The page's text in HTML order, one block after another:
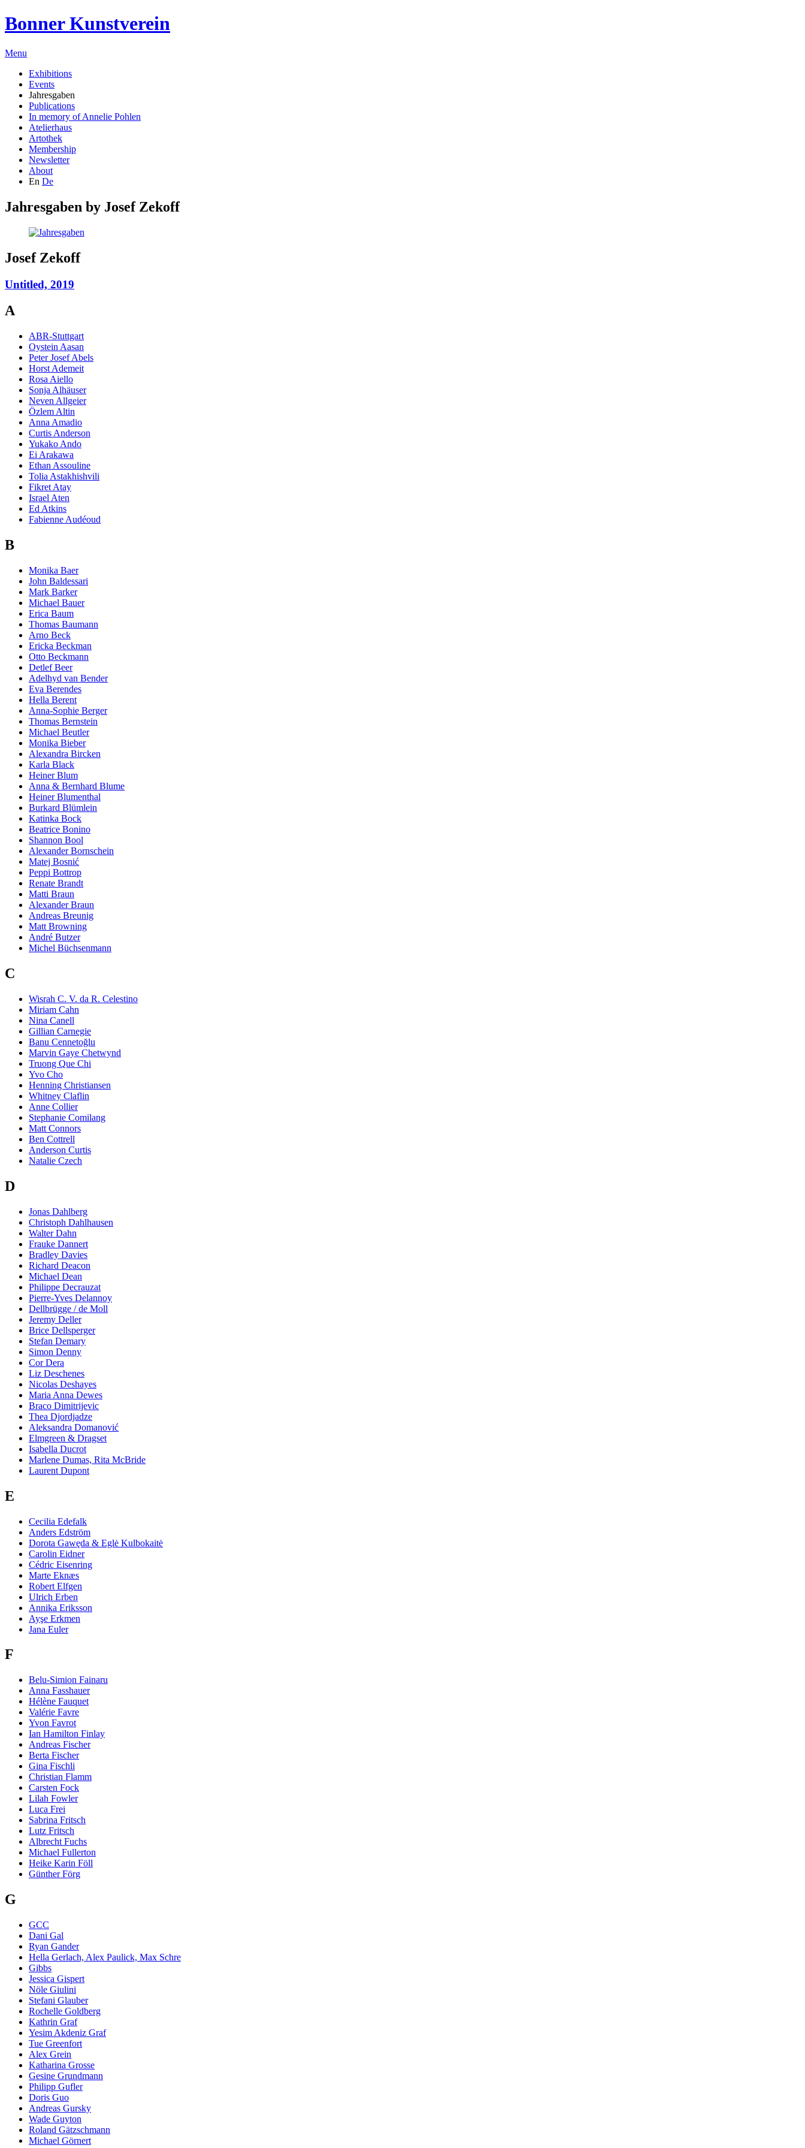
Bonner Kunstverein
Menu
Exhibitions
Events
Jahresgaben
Publications
In memory of Annelie Pohlen
Atelierhaus
Artothek
Membership
Newsletter
About
En De
Jahresgaben by Josef Zekoff
Josef Zekoff
Untitled, 2019
A
ABR-Stuttgart
Oystein Aasan
Peter Josef Abels
Horst Ademeit
Rosa Aiello
Sonja Alhäuser
Neven Allgeier
Özlem Altin
Anna Amadio
Curtis Anderson
Yukako Ando
Ei Arakawa
Ethan Assouline
Tolia Astakhishvili
Fikret Atay
Israel Aten
Ed Atkins
Fabienne Audéoud
B
Monika Baer
John Baldessari
Mark Barker
Michael Bauer
Erica Baum
Thomas Baumann
Arno Beck
Ericka Beckman
Otto Beckmann
Detlef Beer
Adelhyd van Bender
Eva Berendes
Hella Berent
Anna-Sophie Berger
Thomas Bernstein
Michael Beutler
Monika Bieber
Alexandra Bircken
Karla Black
Heiner Blum
Anna & Bernhard Blume
Heiner Blumenthal
Burkard Blümlein
Katinka Bock
Beatrice Bonino
Shannon Bool
Alexander Bornschein
Matej Bosnić
Peppi Bottrop
Renate Brandt
Matti Braun
Alexander Braun
Andreas Breunig
Matt Browning
André Butzer
Michel Büchsenmann
C
Wisrah C. V. da R. Celestino
Miriam Cahn
Nina Canell
Gillian Carnegie
Banu Cennetoğlu
Marvin Gaye Chetwynd
Truong Que Chi
Yvo Cho
Henning Christiansen
Whitney Claflin
Anne Collier
Stephanie Comilang
Matt Connors
Ben Cottrell
Anderson Curtis
Natalie Czech
D
Jonas Dahlberg
Christoph Dahlhausen
Walter Dahn
Frauke Dannert
Bradley Davies
Richard Deacon
Michael Dean
Philippe Decrauzat
Pierre-Yves Delannoy
Dellbrügge / de Moll
Jeremy Deller
Brice Dellsperger
Stefan Demary
Simon Denny
Cor Dera
Liz Deschenes
Nicolas Deshayes
Maria Anna Dewes
Braco Dimitrijevic
Thea Djordjadze
Aleksandra Domanović
Elmgreen & Dragset
Isabella Ducrot
Marlene Dumas, Rita McBride
Laurent Dupont
E
Cecilia Edefalk
Anders Edström
Dorota Gawęda & Eglė Kulbokaitė
Carolin Eidner
Cédric Eisenring
Marte Eknæs
Robert Elfgen
Ulrich Erben
Annika Eriksson
Ayşe Erkmen
Jana Euler
F
Belu-Simion Fainaru
Anna Fasshauer
Hélène Fauquet
Valérie Favre
Yvon Favrot
Ian Hamilton Finlay
Andreas Fischer
Berta Fischer
Gina Fischli
Christian Flamm
Carsten Fock
Lilah Fowler
Luca Frei
Sabrina Fritsch
Lutz Fritsch
Albrecht Fuchs
Michael Fullerton
Heike Karin Föll
Günther Förg
G
GCC
Dani Gal
Ryan Gander
Hella Gerlach, Alex Paulick, Max Schre
Gibbs
Jessica Gispert
Nöle Giulini
Stefani Glauber
Rochelle Goldberg
Kathrin Graf
Yesim Akdeniz Graf
Tue Greenfort
Alex Grein
Katharina Grosse
Gesine Grundmann
Philipp Gufler
Doris Guo
Andreas Gursky
Wade Guyton
Roland Gätzschmann
Michael Görnert